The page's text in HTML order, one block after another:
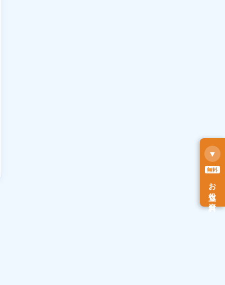
対応
後に
▼
無料
お役立ち資料